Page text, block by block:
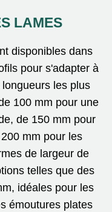
LAMES
disponibles dans
pour s'adapter à
les plus
100 mm pour une
de 150 mm pour
mm pour les
de largeur de
telles que des
idéales pour les
émoutures plates